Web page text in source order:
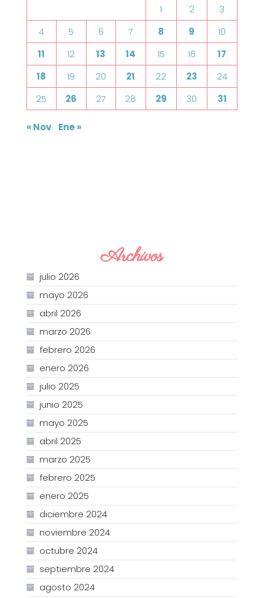
1 2
3
4
5 6 7 8 9
10
11
12 13 14 15 16
17
18
19 20 21 22 23
24
25
26 27 28 29 30 31
« Nov Ene »
Archivos
julio 2026
mayo 2026
abril 2026
marzo 2026
febrero 2026
enero 2026
julio 2025
junio 2025
mayo 2025
abril 2025
marzo 2025
febrero 2025
enero 2025
diciembre 2024
noviembre 2024
octubre 2024
septiembre 2024
agosto 2024